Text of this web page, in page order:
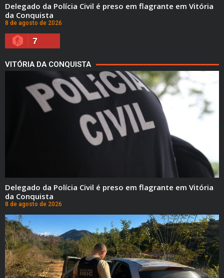
Delegado da Polícia Civil é preso em flagrante em Vitória
da Conquista
8 de agosto de 2026
7
VITÓRIA DA CONQUISTA
Delegado da Polícia Civil é preso em flagrante em Vitória
da Conquista
8 de agosto de 2026